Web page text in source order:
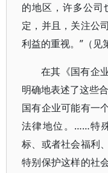
的地区，许多公
定，并且，关注公
利益的重视。”（见
在其《国有企
明确地表述了这些
国有企业可能有一
法律地位。……特
标、或者社会福利
特别保护这样的社